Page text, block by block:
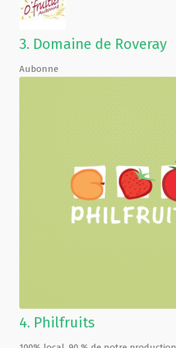
3. Domaine de Roveray
Aubonne
4. Philfruits